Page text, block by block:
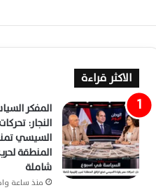
الاكثر قراءة
المفكر
النجار:
السيسي
المنطقة
شاملة
منذ ساعة